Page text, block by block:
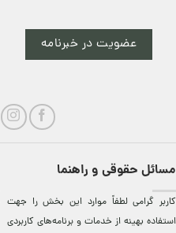
عضویت در خبرنامه
مسائل حقوقی و راهنما
کاربر گرامی لطفاً موارد این بخش را جهت
استفاده بهینه از خدمات و برنامه‌‏های کاربردی